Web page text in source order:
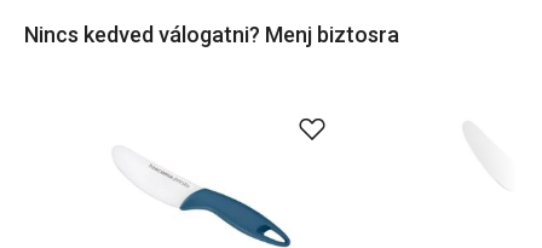
Nincs kedved válogatni? Menj biztosra